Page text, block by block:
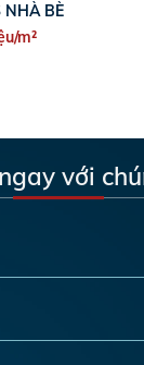
NHÀ BÈ
m²
với